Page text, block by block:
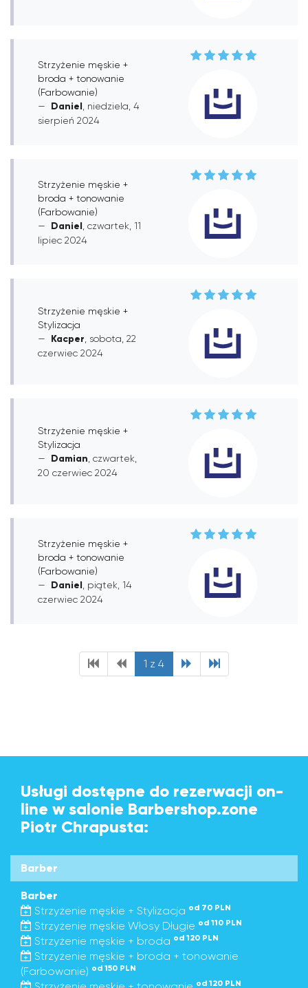
Strzyżenie męskie +
broda + tonowanie
(Farbowanie)
Daniel , niedziela, 4
sierpień 2024
Strzyżenie męskie +
broda + tonowanie
(Farbowanie)
Daniel , czwartek, 11
lipiec 2024
Strzyżenie męskie +
Stylizacja
Kacper , sobota, 22
czerwiec 2024
Strzyżenie męskie +
Stylizacja
Damian , czwartek,
20 czerwiec 2024
Strzyżenie męskie +
broda + tonowanie
(Farbowanie)
Daniel , piątek, 14
czerwiec 2024
1 z 4
Usługi dostępne do rezerwacji on-
line w salonie Barbershop.zone
Piotr Chrapusta:
Barber
Barber
Strzyżenie męskie + Stylizacja od 70 PLN
Strzyżenie męskie Włosy Długie od 110 PLN
Strzyżenie męskie + broda od 120 PLN
Strzyżenie męskie + broda + tonowanie
(Farbowanie) od 150 PLN
od 120 PLN